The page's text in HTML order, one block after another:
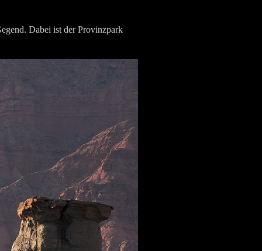
Dabei ist der Provinzpark